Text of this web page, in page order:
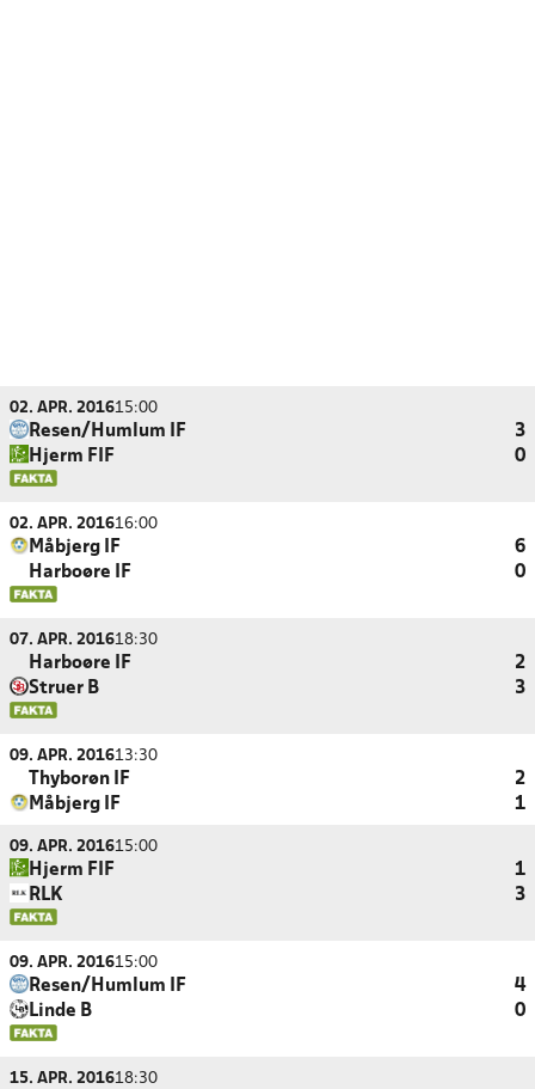
02. APR. 201615:00
Resen/Humlum IF
3
Hjerm FIF
0
02. APR. 201616:00
Måbjerg IF
6
Harboøre IF
0
07. APR. 201618:30
Harboøre IF
2
Struer B
3
09. APR. 201613:30
Thyborøn IF
2
Måbjerg IF
1
09. APR. 201615:00
Hjerm FIF
1
RLK
3
09. APR. 201615:00
Resen/Humlum IF
4
Linde B
0
15. APR. 201618:30